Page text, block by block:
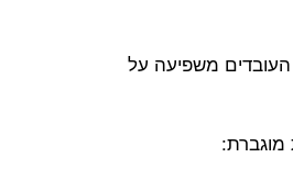
העובדים משפיעה על